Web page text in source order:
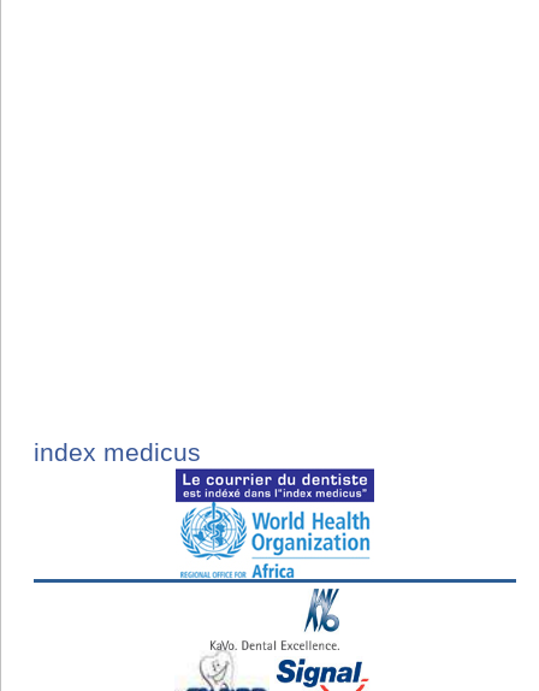
index medicus